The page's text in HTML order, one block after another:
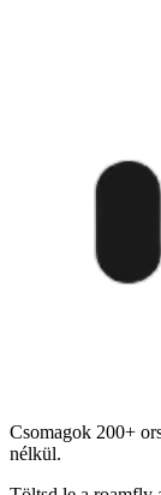
Csomagok 200+
nélkül.